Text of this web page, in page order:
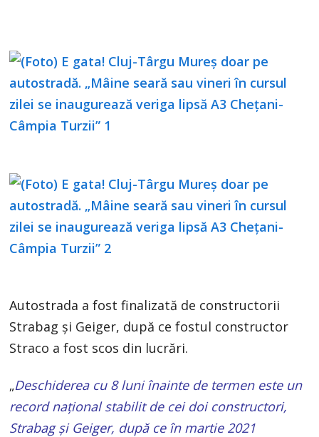
Autostrada a fost finalizată de constructorii
Strabag și Geiger, după ce fostul constructor
Straco a fost scos din lucrări.
„Deschiderea cu 8 luni înainte de termen este un
record național stabilit de cei doi constructori,
Strabag și Geiger, după ce în martie 2021